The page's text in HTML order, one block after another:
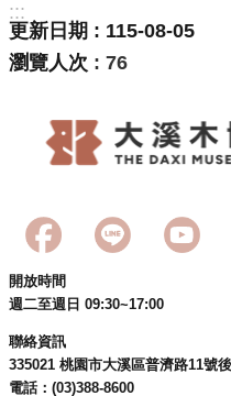
站
導
覽
桃
園
市
政
府
E
n
:::
更新日期
115-08-05
瀏覽人次
76
開放時間
週二至週日 09:30~17:00
聯絡資訊
335021 桃園市大溪區普濟路11號
電話：(03)388-8600